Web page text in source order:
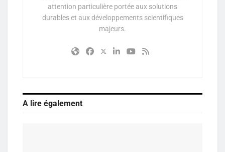
attention particulière portée aux solutions
durables et aux développements scientifiques
majeurs.
A lire également